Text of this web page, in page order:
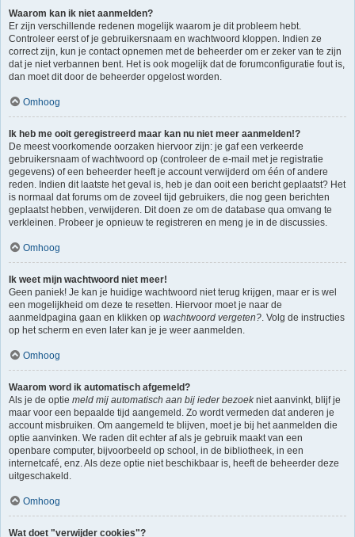
Waarom kan ik niet aanmelden?
Er zijn verschillende redenen mogelijk waarom je dit probleem hebt.
Controleer eerst of je gebruikersnaam en wachtwoord kloppen. Indien ze
correct zijn, kun je contact opnemen met de beheerder om er zeker van te zijn
dat je niet verbannen bent. Het is ook mogelijk dat de forumconfiguratie fout is,
dan moet dit door de beheerder opgelost worden.
Omhoog
Ik heb me ooit geregistreerd maar kan nu niet meer aanmelden!?
De meest voorkomende oorzaken hiervoor zijn: je gaf een verkeerde
gebruikersnaam of wachtwoord op (controleer de e-mail met je registratie
gegevens) of een beheerder heeft je account verwijderd om één of andere
reden. Indien dit laatste het geval is, heb je dan ooit een bericht geplaatst? Het
is normaal dat forums om de zoveel tijd gebruikers, die nog geen berichten
geplaatst hebben, verwijderen. Dit doen ze om de database qua omvang te
verkleinen. Probeer je opnieuw te registreren en meng je in de discussies.
Omhoog
Ik weet mijn wachtwoord niet meer!
Geen paniek! Je kan je huidige wachtwoord niet terug krijgen, maar er is wel
een mogelijkheid om deze te resetten. Hiervoor moet je naar de
aanmeldpagina gaan en klikken op wachtwoord vergeten?. Volg de instructies
op het scherm en even later kan je je weer aanmelden.
Omhoog
Waarom word ik automatisch afgemeld?
Als je de optie meld mij automatisch aan bij ieder bezoekniet aanvinkt, blijf je
maar voor een bepaalde tijd aangemeld. Zo wordt vermeden dat anderen je
account misbruiken. Om aangemeld te blijven, moet je bij het aanmelden die
optie aanvinken. We raden dit echter af als je gebruik maakt van een
openbare computer, bijvoorbeeld op school, in de bibliotheek, in een
internetcafé, enz. Als deze optie niet beschikbaar is, heeft de beheerder deze
uitgeschakeld.
Omhoog
Wat doet "verwijder cookies"?